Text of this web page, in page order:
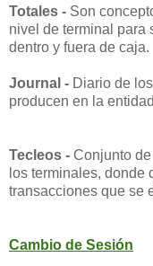
Totales - Son
nivel de terminal para
dentro y fuera de caja.
Journal - Diario de
producen en la
Tecleos - Conjunto
los terminales, donde
transacciones que se
Cambio de Sesión